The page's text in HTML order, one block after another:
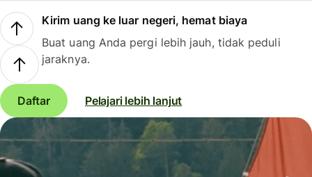
Kirim uang ke luar negeri, hemat biaya
Buat uang Anda pergi lebih jauh, tidak peduli
jaraknya.
Daftar Pelajari lebih lanjut